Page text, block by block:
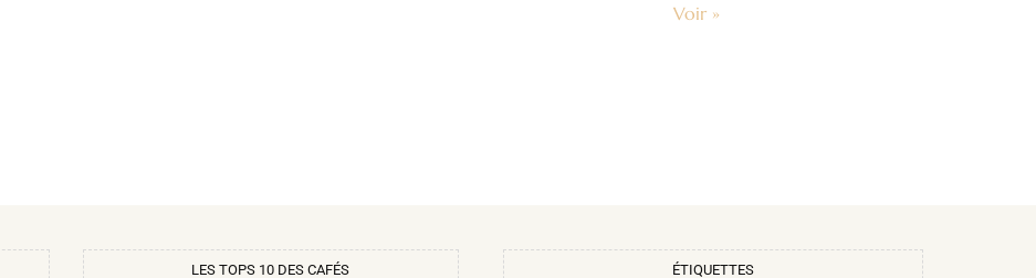
Voir »
LES TOPS 10 DES CAFÉS ÉTIQUETTES